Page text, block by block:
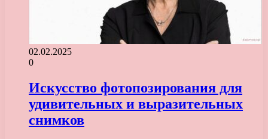
02.02.2025
0
Искусство фотопозирования для
удивительных и выразительных
снимков